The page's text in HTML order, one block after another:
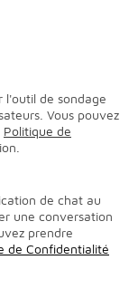
de sondage
Vous pouvez
Politique de
de chat au
une conversation
prendre
de Confidentialité